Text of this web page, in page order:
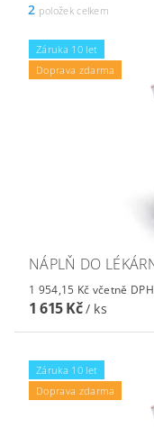
2 položek celkem
Záruka 10 let
Doprava zdarma
NÁPLŇ DO
1 954,15 Kč včetně DPH
1 615 Kč/ ks
Záruka 10 let
Doprava zdarma